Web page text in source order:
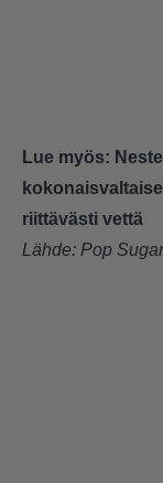
Lue myös:
riittävästi vettä
Lähde: Pop Sugar